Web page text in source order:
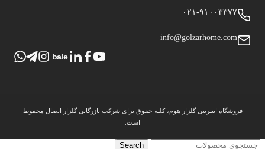
bale
۰۲۱-۹۱۰۰۳۳۷۷
info@golzarhome.com
فروشگاه اینترنتی گلزار هوم، کلیه حقوق برای شرکت بازرگانی گلزار اتصال محفوظ
است.
Search